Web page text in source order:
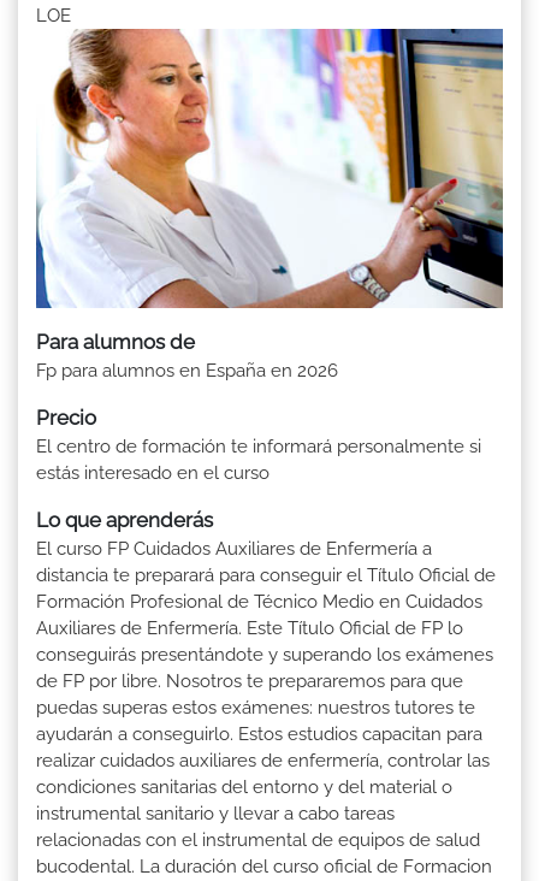
LOE
Para alumnos de
Fp para alumnos en España en 2026
Precio
El centro de formación te informará personalmente si
estás interesado en el curso
Lo que aprenderás
El curso FP Cuidados Auxiliares de Enfermería a
distancia te preparará para conseguir el Título Oficial de
Formación Profesional de Técnico Medio en Cuidados
Auxiliares de Enfermería. Este Título Oficial de FP lo
conseguirás presentándote y superando los exámenes
de FP por libre. Nosotros te prepararemos para que
puedas superas estos exámenes: nuestros tutores te
ayudarán a conseguirlo. Estos estudios capacitan para
realizar cuidados auxiliares de enfermería, controlar las
condiciones sanitarias del entorno y del material o
instrumental sanitario y llevar a cabo tareas
relacionadas con el instrumental de equipos de salud
bucodental. La duración del curso oficial de Formacion